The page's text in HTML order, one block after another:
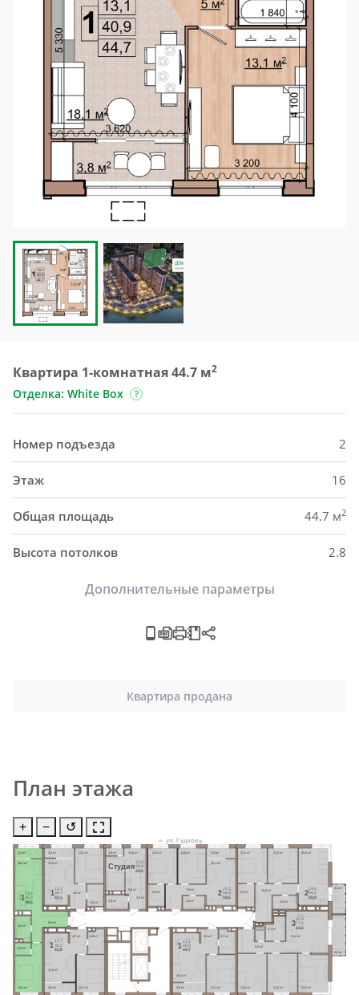
Квартира 1-комнатная 44.7 м2
Отделка: White Box
Номер подъезда 2
Этаж 16
Общая площадь 44.7 м2
Высота потолков 2.8
Дополнительные параметры
Квартира продана
План этажа
+ − ↺
12,7 м²
4,8 м²
17,0 м²
4,7 м²
3,6 м²
1
12,7
39,2
42,8
13,6 м²
4,6 м²
3,3 м²
16,8 м²
8,9 м²
2,3 м²
1
13,6
46,2
49,5
12,1 м²
4,4 м²
4,6 м²
3,4 м²
15,6 м²
1
12,1
36,7
40,1
5,6 м²
3,8 м²
15,6 м²
1,5 м²
3,0 м²
Cтудия
15,6
28,0
29,5
12,4 м² 11,8 м²
4,3 м²
16,1 м²
3,5 м²
3,5 м²
7,9 м² 2
24,2
56,0
59,5
12,2 м² 12,4 м² 20,2 м²
11,0 м²
4,0 м²
4,4 м²
4,6 м²
2
24,6
64,4
68,8
13,4 м² 13,8 м² 13,7 м²
21,0 м²
6,0 м²
5,1 м²
9,0 м²
1,6 м²
3
40,9
77,6
83,6
4,7 м²
13,1 м²
18,1 м²
5,0 м²
3,8 м²
1
13,1
40,9
44,7
ул. Гудкова